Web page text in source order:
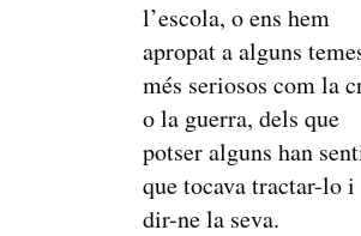
l’escola, o ens hem
apropat a alguns
més seriosos com la
o la guerra, dels que
potser alguns han
que tocava tractar-lo i
dir-ne la seva.